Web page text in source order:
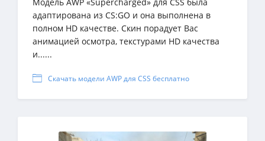
Модель AWP «Supercharged» для CSS была
адаптирована из CS:GO и она выполнена в
полном HD качестве. Скин порадует Вас
анимацией осмотра, текстурами HD качества
и......
Скачать модели AWP для CSS бесплатно